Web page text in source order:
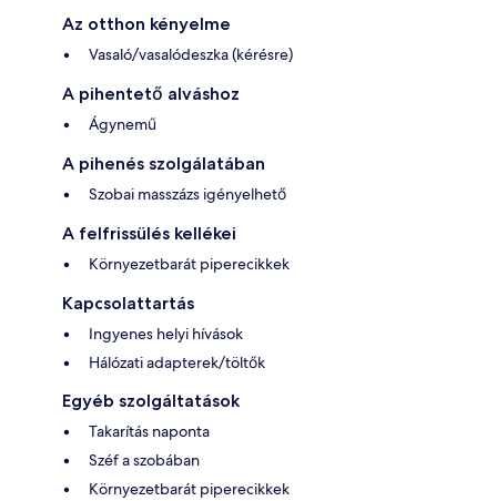
Az otthon kényelme
Vasaló/vasalódeszka (kérésre)
A pihentető alváshoz
Ágynemű
A pihenés szolgálatában
Szobai masszázs igényelhető
A felfrissülés kellékei
Környezetbarát piperecikkek
Kapcsolattartás
Ingyenes helyi hívások
Hálózati adapterek/töltők
Egyéb szolgáltatások
Takarítás naponta
Széf a szobában
Környezetbarát piperecikkek